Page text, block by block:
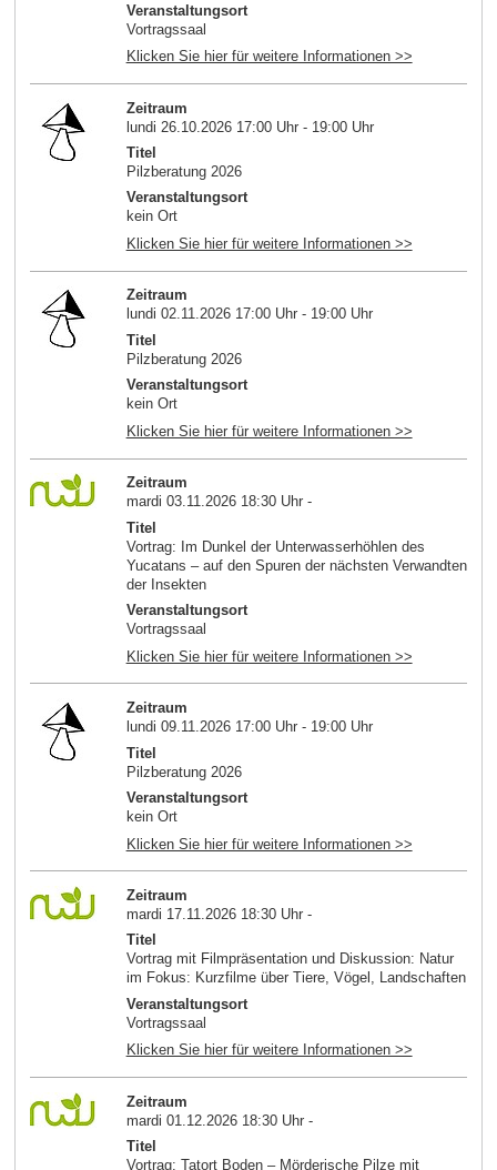
Veranstaltungsort
Vortragssaal
Klicken Sie hier für weitere Informationen >>
Zeitraum
lundi 26.10.2026 17:00 Uhr - 19:00 Uhr
Titel
Pilzberatung 2026
Veranstaltungsort
kein Ort
Klicken Sie hier für weitere Informationen >>
Zeitraum
lundi 02.11.2026 17:00 Uhr - 19:00 Uhr
Titel
Pilzberatung 2026
Veranstaltungsort
kein Ort
Klicken Sie hier für weitere Informationen >>
Zeitraum
mardi 03.11.2026 18:30 Uhr -
Titel
Vortrag: Im Dunkel der Unterwasserhöhlen des
Yucatans – auf den Spuren der nächsten Verwandten
der Insekten
Veranstaltungsort
Vortragssaal
Klicken Sie hier für weitere Informationen >>
Zeitraum
lundi 09.11.2026 17:00 Uhr - 19:00 Uhr
Titel
Pilzberatung 2026
Veranstaltungsort
kein Ort
Klicken Sie hier für weitere Informationen >>
Zeitraum
mardi 17.11.2026 18:30 Uhr -
Titel
Vortrag mit Filmpräsentation und Diskussion: Natur
im Fokus: Kurzfilme über Tiere, Vögel, Landschaften
Veranstaltungsort
Vortragssaal
Klicken Sie hier für weitere Informationen >>
Zeitraum
mardi 01.12.2026 18:30 Uhr -
Titel
Vortrag: Tatort Boden – Mörderische Pilze mit